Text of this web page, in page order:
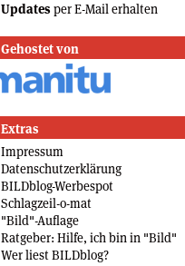
Updates per E-Mail erhalten
Gehostet von
Extras
Impressum
Datenschutzerklärung
BILDblog-Werbespot
Schlagzeil-o-mat
"Bild"-Auflage
Ratgeber: Hilfe, ich bin in "Bild"
Wer liest BILDblog?